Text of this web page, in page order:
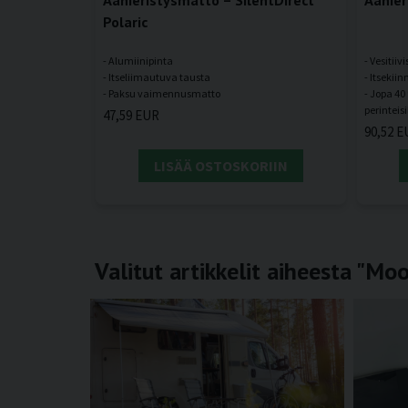
Polaric
- Alumiinipinta
- Itseliimautuva tausta
47,59 EUR
LISÄÄ OSTOSKORIIN
-
-
- Jopa
90,52
Valitut artikkelit aiheesta